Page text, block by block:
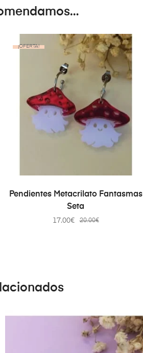
¡OFERTA!
AÑADIR AL CARRITO
Pendientes Metacrilato Fantasmas
Seta
20.00€
17.00€